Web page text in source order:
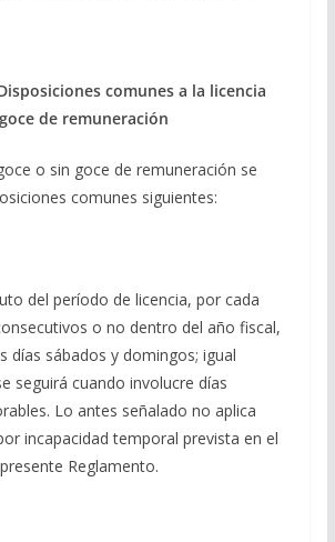
comunes a la licencia
de remuneración
o sin goce de remuneración se
comunes siguientes:
del período de licencia, por cada
o no dentro del año fiscal,
días sábados y domingos; igual
seguirá cuando involucre días
Lo antes señalado no aplica
incapacidad temporal prevista en el
Reglamento.